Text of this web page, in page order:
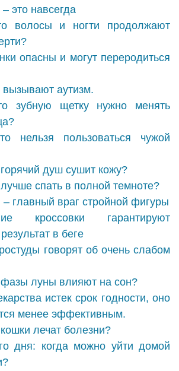
это навсегда
волосы и ногти продолжают
опасны и могут переродиться
аутизм.
зубную щетку нужно менять
нельзя пользоваться чужой
душ сушит кожу?
спать в полной темноте?
главный враг стройной фигуры
кроссовки гарантируют
в беге
говорят об очень слабом
луны влияют на сон?
истек срок годности, оно
менее эффективным.
лечат болезни?
дня: когда можно уйти домой